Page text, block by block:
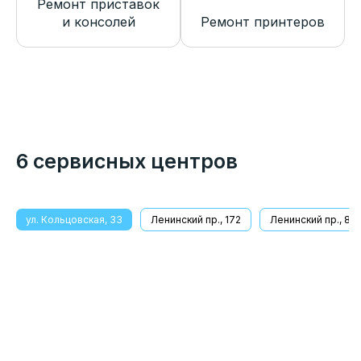
Ремонт приставок
и консолей
Ремонт принтеров
6 сервисных центров
ул. Кольцовская, 33 Ленинский пр., 172 Ленинский пр., 8/1